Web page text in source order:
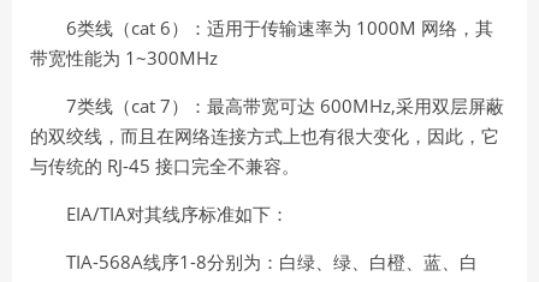
6类线（cat 6）：适用于传输速率为 1000M 网络，其
带宽性能为 1~300MHz
7类线（cat 7）：最高带宽可达 600MHz,采用双层屏蔽
的双绞线，而且在网络连接方式上也有很大变化，因此，它
与传统的 RJ-45 接口完全不兼容。
EIA/TIA对其线序标准如下：
TIA-568A线序1-8分别为：白绿、绿、白橙、蓝、白